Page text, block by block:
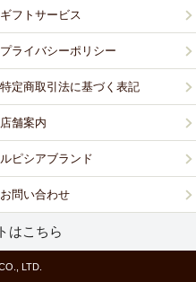
ギフトサービス
プライバシーポリシー
特定商取引法に基づく表記
店舗案内
ルピシアブランド
お問い合わせ
はこちら
LTD.